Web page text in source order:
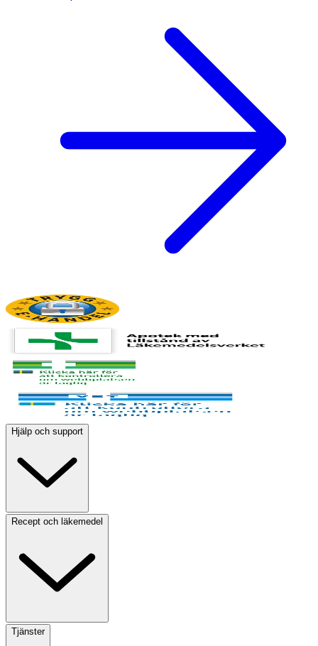
Hjälp och support
Recept och läkemedel
Tjänster